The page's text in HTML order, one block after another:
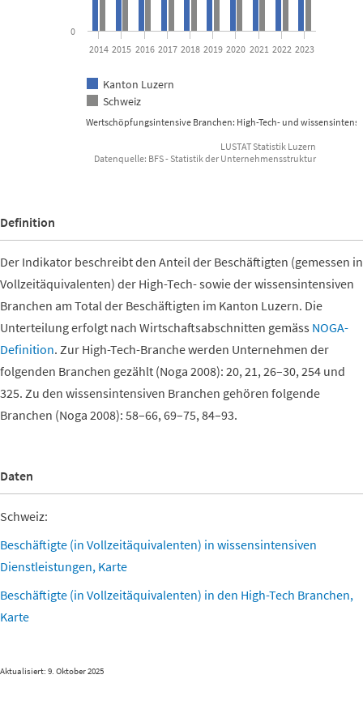
Wertschöpfungsintensive Branchen: High-Tech- und
Kanton Luzern
Schweiz
2014 2015 2016 2017 2018 2019 2020 2021 2022 2023
0
LUSTAT Statistik Luzern
Datenquelle: BFS - Statistik der Unternehmensstruktur
Definition
Der Indikator beschreibt den Anteil der Beschäftigten (gemessen in
Vollzeitäquivalenten) der High-Tech- sowie der wissensintensiven
Branchen am Total der Beschäftigten im Kanton Luzern. Die
Unterteilung erfolgt nach Wirtschaftsabschnitten gemäss NOGA-
Definition. Zur High-Tech-Branche werden Unternehmen der
folgenden Branchen gezählt (Noga 2008): 20, 21, 26–30, 254 und
325. Zu den wissensintensiven Branchen gehören folgende
Branchen (Noga 2008): 58–66, 69–75, 84–93.
Daten
Schweiz:
Beschäftigte (in Vollzeitäquivalenten) in wissensintensiven
Dienstleistungen, Karte
Beschäftigte (in Vollzeitäquivalenten) in den High-Tech Branchen,
Karte
Aktualisiert: 9. Oktober 2025